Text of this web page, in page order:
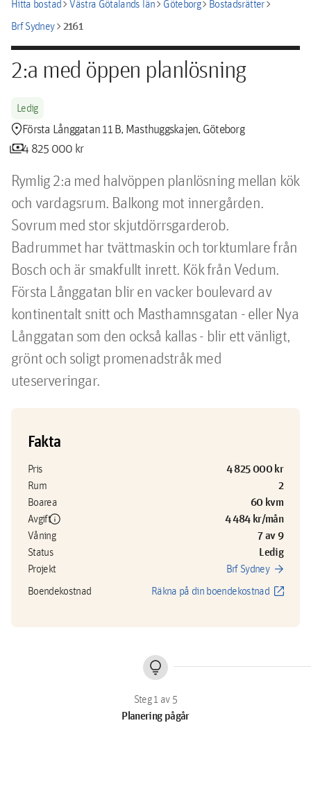
Hitta bostadchevron_rightVästra Götalands länchevron_rightGöteborgchevron_rightBostadsrätterchevron_right
Brf Sydneychevron_right2161
2:a med öppen planlösning
Ledig
location_pinFörsta Långgatan 11 B, Masthuggskajen, Göteborg
payments4 825 000 kr
Rymlig 2:a med halvöppen planlösning mellan kök
och vardagsrum. Balkong mot innergården.
Sovrum med stor skjutdörrsgarderob.
Badrummet har tvättmaskin och torktumlare från
Bosch och är smakfullt inrett. Kök från Vedum.
Första Långgatan blir en vacker boulevard av
kontinentalt snitt och Masthamnsgatan - eller Nya
Långgatan som den också kallas - blir ett vänligt,
grönt och soligt promenadstråk med
uteserveringar.
Fakta
Pris 4 825 000 kr
Rum 2
Boarea 60 kvm
Avgiftinfo 4 484 kr/mån
Våning 7 av 9
Status Ledig
Projekt Brf Sydney arrow_forward
Boendekostnad Räkna på din boendekostnad open_in_new
lightbulb
Planering pågår